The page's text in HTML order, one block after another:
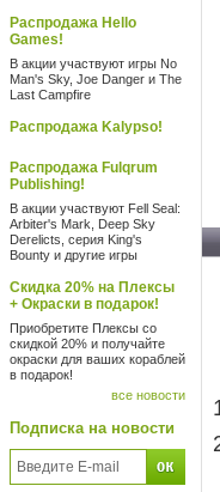
Распродажа Hello
Games!
В акции участвуют игры No
Man's Sky, Joe Danger и The
Last Campfire
Распродажа Kalypso!
Распродажа Fulqrum
Publishing!
В акции участвуют Fell Seal:
Arbiter's Mark, Deep Sky
Derelicts, серия King's
Bounty и другие игры
Скидка 20% на Плексы
+ Окраски в подарок!
Приобретите Плексы со
скидкой 20% и получайте
окраски для ваших кораблей
в подарок!
все новости
Подписка на новости